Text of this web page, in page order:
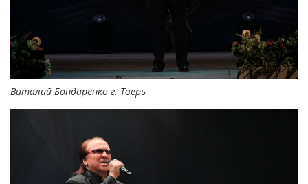
Виталий Бондаренко г. Тверь